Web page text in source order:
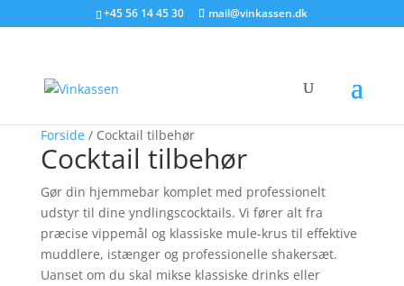
+45 56 14 45 30 mail@vinkassen.dk
Søg produkter - start med at skrive
Forside/ Cocktail tilbehør
Cocktail tilbehør
Gør din hjemmebar komplet med professionelt
udstyr til dine yndlingscocktails. Vi fører alt fra
præcise vippemål og klassiske mule-krus til effektive
muddlere, istænger og professionelle shakersæt.
Uanset om du skal mikse klassiske drinks eller